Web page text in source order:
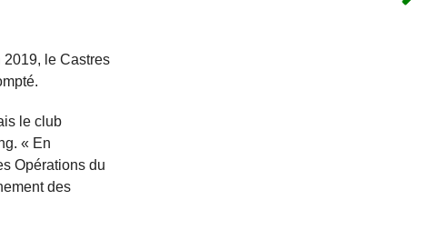
2019, le Castres
le club
« En
Opérations du
des